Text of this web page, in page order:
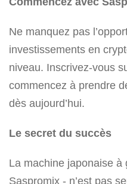
Ne manquez pas
investissements en
niveau. Inscrivez-vous
commencez à prendre
dès aujourd’hui.
Le secret du succès
La machine japonaise à
Saspromix - n’est pas